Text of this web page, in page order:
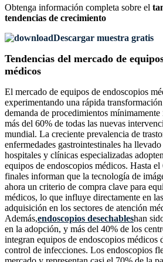
Obtenga información completa sobre el
tendencias de crecimiento
Descargar muestra gratis
Tendencias del mercado de
médicos
El mercado de equipos de endoscopios
experimentando una rápida
demanda de procedimientos
más del 60% de todas las nuevas
mundial. La creciente prevalencia de
enfermedades gastrointestinales ha
hospitales y clínicas especializadas
equipos de endoscopios médicos. Hasta
finales informan que la tecnología de
ahora un criterio de compra clave para
médicos, lo que influye directamente en
adquisición en los sectores de atención
Además,endoscopios desechableshan
en la adopción, y más del 40% de los
integran equipos de endoscopios médicos
control de infecciones. Los endoscopios